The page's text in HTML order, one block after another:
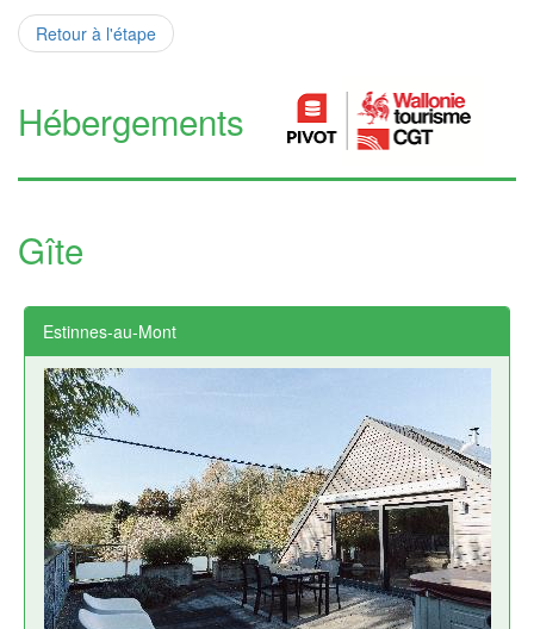
Retour à l'étape
Hébergements
Gîte
Estinnes-au-Mont